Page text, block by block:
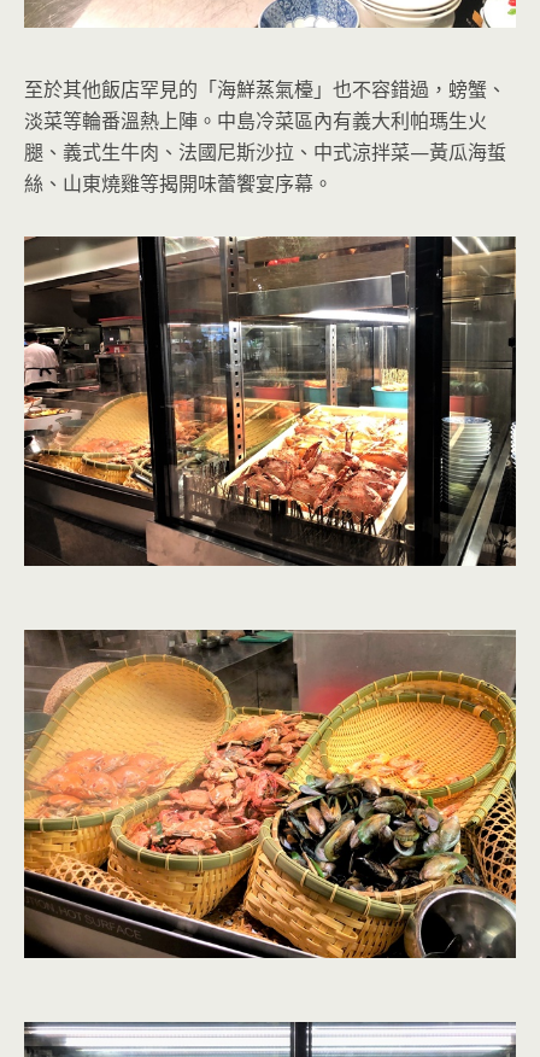
至於其他飯店罕見的「海鮮蒸氣檯」也不容錯過，螃蟹、
淡菜等輪番溫熱上陣。中島冷菜區內有義大利帕瑪生火
腿、義式生牛肉、法國尼斯沙拉、中式涼拌菜—黃瓜海蜇
絲、山東燒雞等揭開味蕾饗宴序幕。